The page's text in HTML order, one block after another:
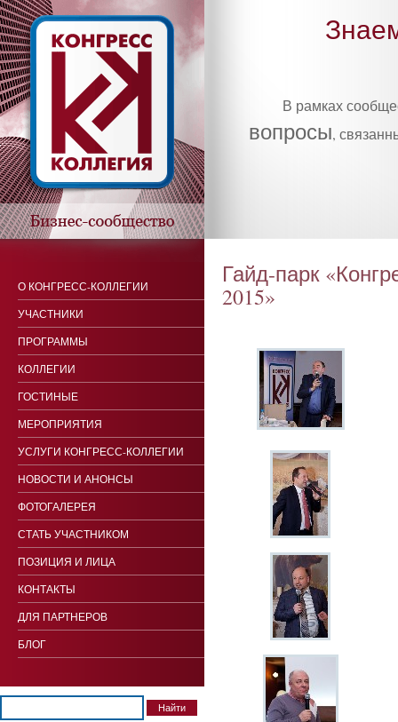
В рамках
вопросы,
Гайд-парк
2015»
О КОНГРЕСС-КОЛЛЕГИИ
УЧАСТНИКИ
ПРОГРАММЫ
КОЛЛЕГИИ
ГОСТИНЫЕ
МЕРОПРИЯТИЯ
УСЛУГИ КОНГРЕСС-КОЛЛЕГИИ
НОВОСТИ И АНОНСЫ
ФОТОГАЛЕРЕЯ
СТАТЬ УЧАСТНИКОМ
ПОЗИЦИЯ И ЛИЦА
КОНТАКТЫ
ДЛЯ ПАРТНЕРОВ
БЛОГ